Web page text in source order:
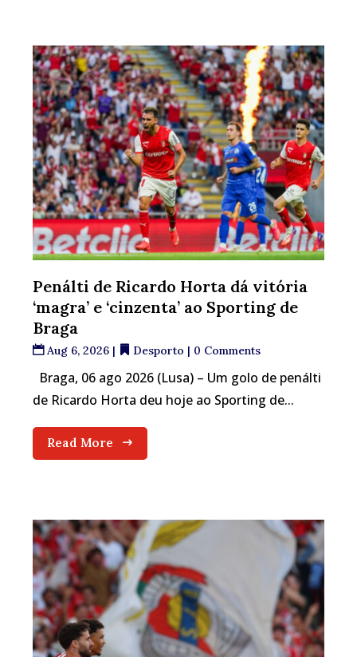
Penálti de Ricardo Horta dá vitória
‘magra’ e ‘cinzenta’ ao Sporting de
Braga
Aug 6, 2026 | Desporto | 0 Comments
Braga, 06 ago 2026 (Lusa) – Um golo de penálti
de Ricardo Horta deu hoje ao Sporting de...
Read More